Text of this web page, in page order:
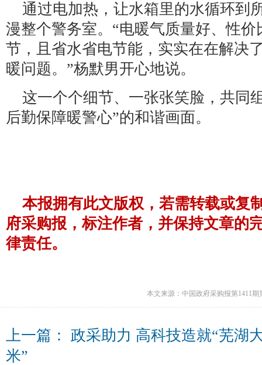
通过电加热，让水箱里的水循环到
漫整个警务室。“电暖气质量好、性
节，且省水省电节能，实实在在解决
暖问题。”杨默男开心地说。
这一个个细节、一张张笑脸，共同
后勤保障暖警心”的和谐画面。
本报拥有此文版权，若需转载或复
府采购报，标注作者，并保持文章的
律责任。
本文来源：中国政府采购报第1411
上一篇： 政采助力 高科技造就“芜湖
米”